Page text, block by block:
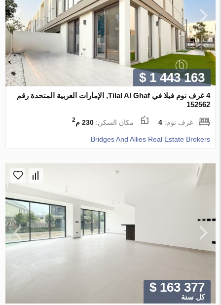
$ 1 443 163
4 غرف نوم فيلا في Tilal Al Ghaf, الإمارات العربية المتحدة رقم
152562
غرف نوم:4 مكان السكن:230 م 2
Bridges And Allies Real Estate Brokers
$ 163 377
كل سنة